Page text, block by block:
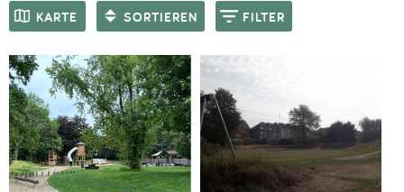
Anmelden
KARTE SORTIEREN FILTER
SPIELGERÄTE